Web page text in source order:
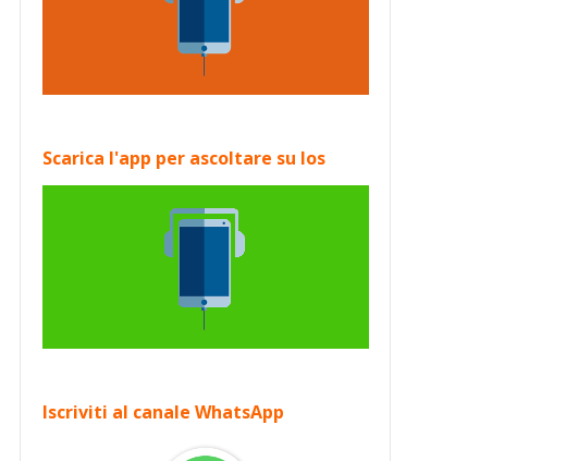
Scarica l'app per ascoltare su Ios
Iscriviti al canale WhatsApp